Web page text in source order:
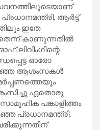
ആർട്ട്
ഇതേ
കാണുന്നതിൽ
ലിവിംഗിന്റെ
ഓരോ
ആശംസകൾ
പങ്കാളിത്തം
പ്രധാനമന്ത്രി,